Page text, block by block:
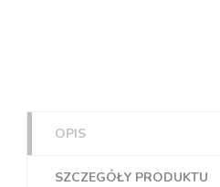
OPIS
SZCZEGÓŁY PRODUKTU